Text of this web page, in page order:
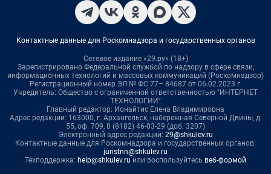
Контактные данные для Роскомнадзора и государственных органов
Сетевое издание «29.ру» (18+)
Зарегистрировано Федеральной службой по надзору в сфере связи,
информационных технологий и массовых коммуникаций (Роскомнадзор)
Регистрационный номер ЭЛ № ФС 77– 84687 от 06.02.2023 г.
Учредитель: Общество с ограниченной ответственностью "ИНТЕРНЕТ
ТЕХНОЛОГИИ"
Главный редактор: Ионайтис Елена Владимировна
Адрес редакции: 163000, г. Архангельск, набережная Северной Двины, д.
55, оф. 709, 8 (8182) 46-03-29 (доб. 3207)
Электронный адрес редакции: 29@shkulev.ru
Контактные данные для Роскомнадзора и государственных органов:
juristnn@shkulev.ru
Техподдержка: help@shkulev.ru или воспользуйтесь веб-формой